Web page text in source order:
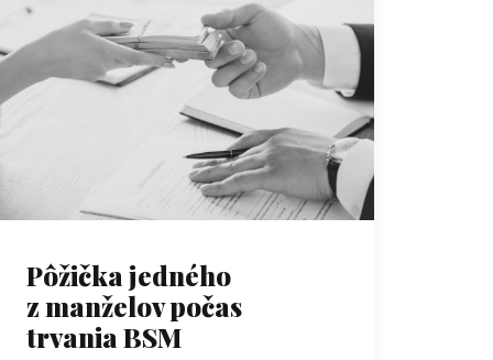
Pôžička jedného
z manželov počas
trvania BSM